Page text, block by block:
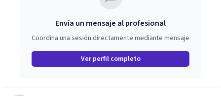
Envía un mensaje al profesional
Coordina una sesión directamente mediante mensaje
Ver perfil completo